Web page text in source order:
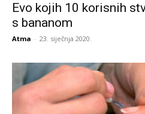
Evo kojih 10 korisnih
s bananom
Atma - 23. siječnja 2020.